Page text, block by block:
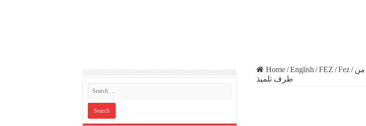
Home/English /FEZ /Fez/ من
طرف تلميذ